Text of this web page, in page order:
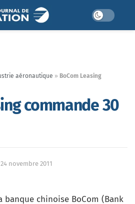
aéronautique » BoCom Leasing
commande 30
24 novembre 2011
banque chinoise BoCom (Bank